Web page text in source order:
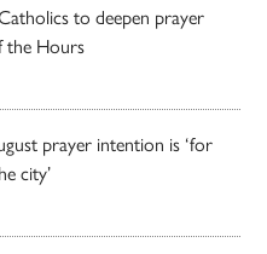
to deepen prayer
the Hours
prayer intention is ‘for
city’